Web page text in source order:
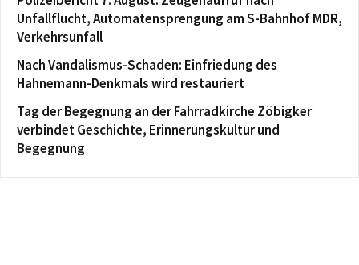
Unfallflucht, Automatensprengung am S-Bahnhof MDR,
Verkehrsunfall
Nach Vandalismus-Schaden: Einfriedung des
Hahnemann-Denkmals wird restauriert
Tag der Begegnung an der Fahrradkirche Zöbigker
verbindet Geschichte, Erinnerungskultur und
Begegnung